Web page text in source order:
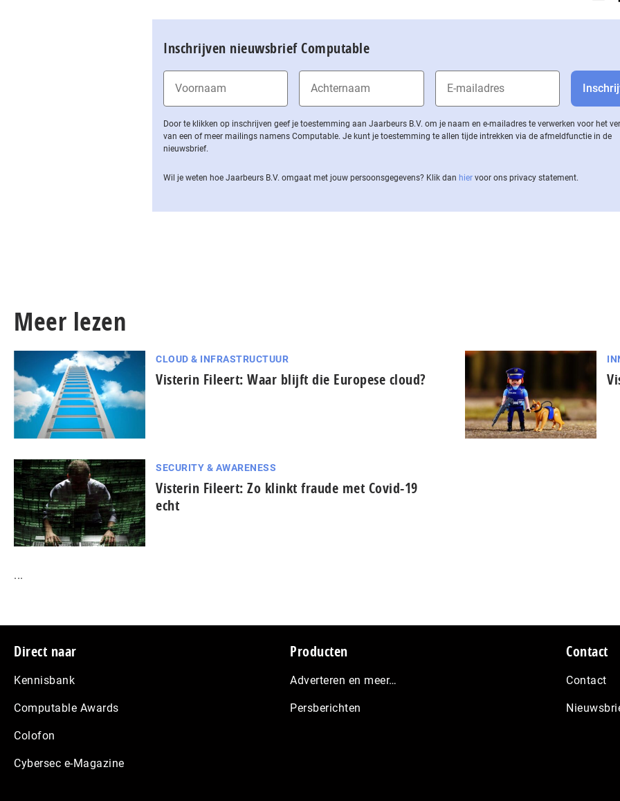
Inschrijven nieuwsbrief Computable
Door te klikken op inschrijven geef je toestemming aan Jaarbeurs B.V. om je naam en e-mailadres te verwerken voor het
van een of meer mailings namens Computable. Je kunt je toestemming te allen tijde intrekken via de af­meld­func­tie in de
nieuwsbrief.
Wil je weten hoe Jaarbeurs B.V. omgaat met jouw per­soons­ge­ge­vens? Klik dan hier voor ons privacy statement.
Meer lezen
CLOUD & INFRASTRUCTUUR
Visterin Fileert: Waar blijft die Europese cloud?
SECURITY & AWARENESS
Visterin Fileert: Zo klinkt fraude met Covid-19
echt
...
Footer
Direct naar
Kennisbank
Computable Awards
Colofon
Cybersec e-Magazine
Producten
Adverteren en meer…
Persberichten
Contact
Contact